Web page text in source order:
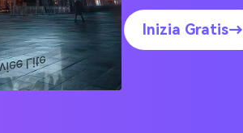
Inizia Gratis→